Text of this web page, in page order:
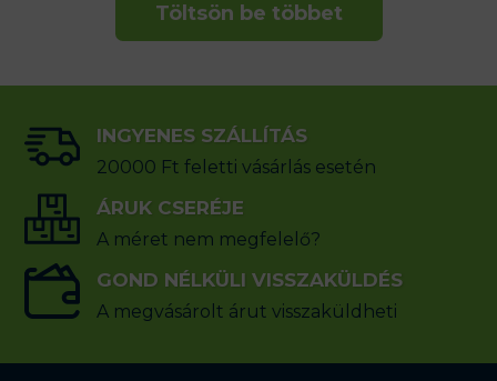
Töltsön be többet
INGYENES SZÁLLÍTÁS
20000 Ft feletti vásárlás esetén
ÁRUK CSERÉJE
A méret nem megfelelő?
GOND NÉLKÜLI VISSZAKÜLDÉS
A megvásárolt árut visszaküldheti